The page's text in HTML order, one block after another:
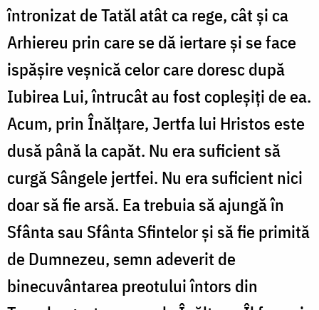
întronizat de Tatăl atât ca rege, cât și ca
Arhiereu prin care se dă iertare și se face
ispășire veșnică celor care doresc după
Iubirea Lui, întrucât au fost copleșiți de ea.
Acum, prin Înălțare, Jertfa lui Hristos este
dusă până la capăt. Nu era suficient să
curgă Sângele jertfei. Nu era suficient nici
doar să fie arsă. Ea trebuia să ajungă în
Sfânta sau Sfânta Sfintelor și să fie primită
de Dumnezeu, semn adeverit de
binecuvântarea preotului întors din